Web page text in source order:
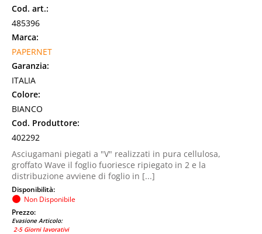
Cod. art.:
485396
Marca:
PAPERNET
Garanzia:
ITALIA
Colore:
BIANCO
Cod. Produttore:
402292
Asciugamani piegati a "V" realizzati in pura cellulosa,
groffato Wave il foglio fuoriesce ripiegato in 2 e la
distribuzione avviene di foglio in [...]
Disponibilità:
Non Disponibile
Prezzo:
Evasione Articolo:
2-5 Giorni lavorativi